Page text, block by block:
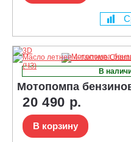
В
Мотопомпа
20 490 р.
В корзину